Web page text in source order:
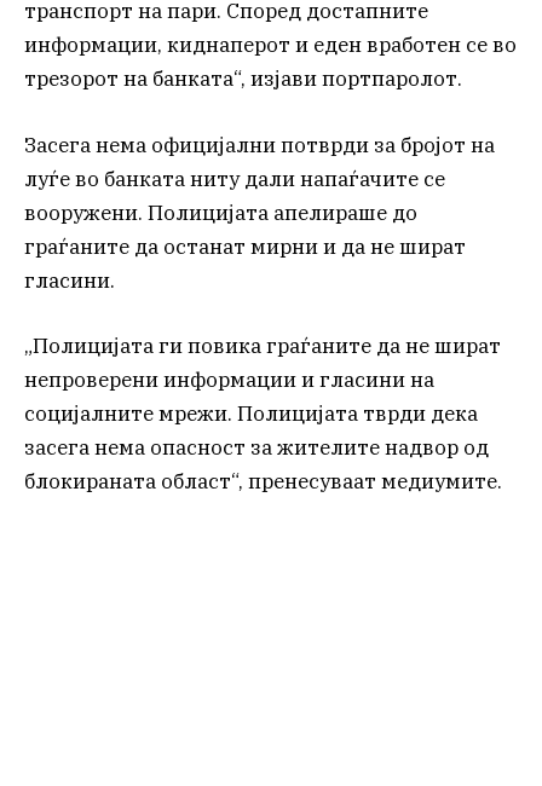
транспорт на пари. Според достапните
информации, киднаперот и еден вработен се во
трезорот на банката“, изјави портпаролот.
Засега нема официјални потврди за бројот на
луѓе во банката ниту дали напаѓачите се
вооружени. Полицијата апелираше до
граѓаните да останат мирни и да не шират
гласини.
„Полицијата ги повика граѓаните да не шират
непроверени информации и гласини на
социјалните мрежи. Полицијата тврди дека
засега нема опасност за жителите надвор од
блокираната област“, пренесуваат медиумите.